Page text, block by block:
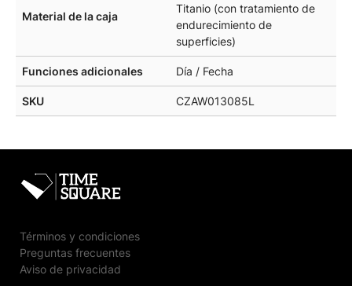
Material de la caja
Titanio (con tratamiento de
endurecimiento de
superficies)
Funciones adicionales Día / Fecha
SKU CZAW013085L
Términos y condiciones
Preguntas frecuentes
Aviso de privacidad